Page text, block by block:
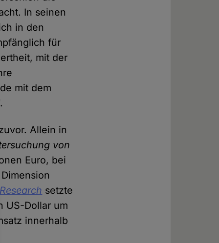
In seinen
in den
für
mit der
mit dem
Allein in
von
Euro, bei
setzte
US-Dollar um
innerhalb